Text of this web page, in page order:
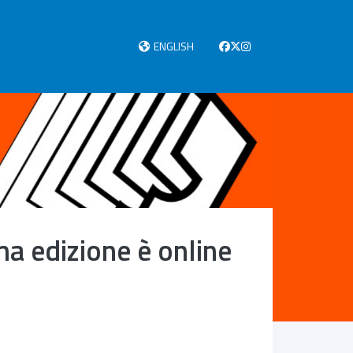
ENGLISH
edizione è online